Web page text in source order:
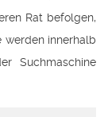
Rat befolgen,
werden innerhalb
Suchmaschine